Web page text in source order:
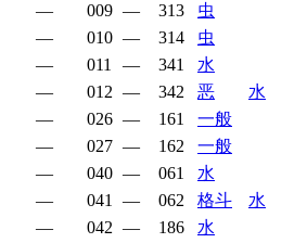
— 009 — 313
虫
— 010 — 314
虫
— 011 — 341
水
— 012 — 342 恶
水
— 026 — 161
一般
— 027 — 162
一般
— 040 — 061
水
— 041 — 062 格斗
水
— 042 — 186
水